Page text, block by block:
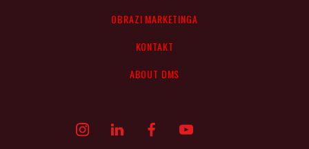
OBRAZI MARKETINGA
KONTAKT
ABOUT DMS